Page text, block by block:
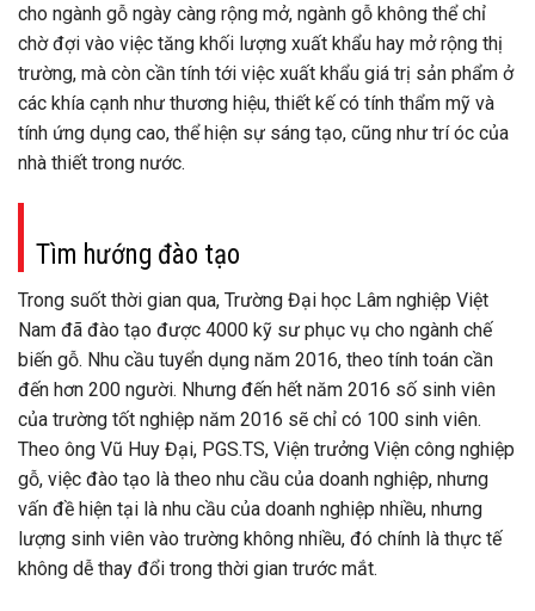
cho ngành gỗ ngày càng rộng mở, ngành gỗ không thể chỉ
chờ đợi vào việc tăng khối lượng xuất khẩu hay mở rộng thị
trường, mà còn cần tính tới việc xuất khẩu giá trị sản phẩm ở
các khía cạnh như thương hiệu, thiết kế có tính thẩm mỹ và
tính ứng dụng cao, thể hiện sự sáng tạo, cũng như trí óc của
nhà thiết trong nước.
Tìm hướng đào tạo
Trong suốt thời gian qua, Trường Đại học Lâm nghiệp Việt
Nam đã đào tạo được 4000 kỹ sư phục vụ cho ngành chế
biến gỗ. Nhu cầu tuyển dụng năm 2016, theo tính toán cần
đến hơn 200 người. Nhưng đến hết năm 2016 số sinh viên
của trường tốt nghiệp năm 2016 sẽ chỉ có 100 sinh viên.
Theo ông Vũ Huy Đại, PGS.TS, Viện trưởng Viện công nghiệp
gỗ, việc đào tạo là theo nhu cầu của doanh nghiệp, nhưng
vấn đề hiện tại là nhu cầu của doanh nghiệp nhiều, nhưng
lượng sinh viên vào trường không nhiều, đó chính là thực tế
không dễ thay đổi trong thời gian trước mắt.